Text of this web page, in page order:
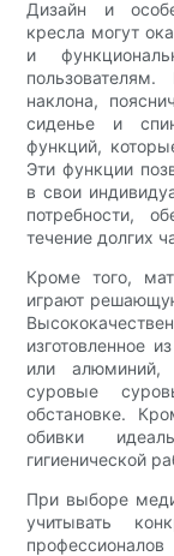
Дизайн и
кресла могут
и
наклона,
сиденье и
функций,
Эти функции
в свои
потребности,
течение долгих
Кроме того,
играют
изготовленное
или алюминий,
суровые
обстановке.
обивки
гигиенической
При выборе
учитывать